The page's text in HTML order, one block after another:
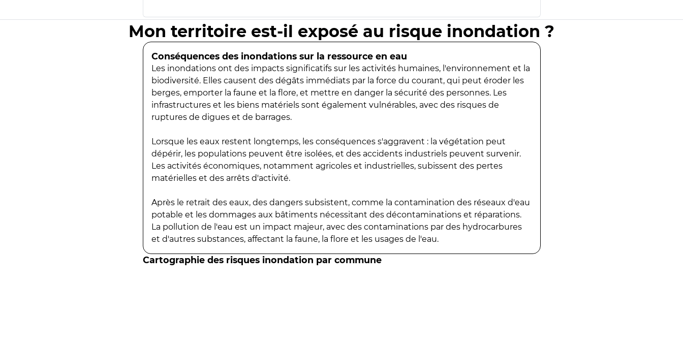
Mon territoire est-il exposé au risque inondation ?
Conséquences des inondations sur la ressource en eau
Les inondations ont des impacts significatifs sur les activités humaines, l'environnement et la
biodiversité. Elles causent des dégâts immédiats par la force du courant, qui peut éroder les
berges, emporter la faune et la flore, et mettre en danger la sécurité des personnes. Les
infrastructures et les biens matériels sont également vulnérables, avec des risques de
ruptures de digues et de barrages.
Lorsque les eaux restent longtemps, les conséquences s'aggravent : la végétation peut
dépérir, les populations peuvent être isolées, et des accidents industriels peuvent survenir.
Les activités économiques, notamment agricoles et industrielles, subissent des pertes
matérielles et des arrêts d'activité.
Après le retrait des eaux, des dangers subsistent, comme la contamination des réseaux d'eau
potable et les dommages aux bâtiments nécessitant des décontaminations et réparations.
La pollution de l'eau est un impact majeur, avec des contaminations par des hydrocarbures
et d'autres substances, affectant la faune, la flore et les usages de l'eau.
Cartographie des risques inondation par commune